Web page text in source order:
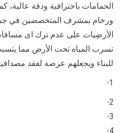
الحمامات باحترافية ودقة
ورخام بمشرف المتخصصين في
الأرضِيات على عدم ترك اى
تسرب المياه تحت الأرض مما
للبناء ويجعلهم عرضة لفقد
1-
2-
3-
4-